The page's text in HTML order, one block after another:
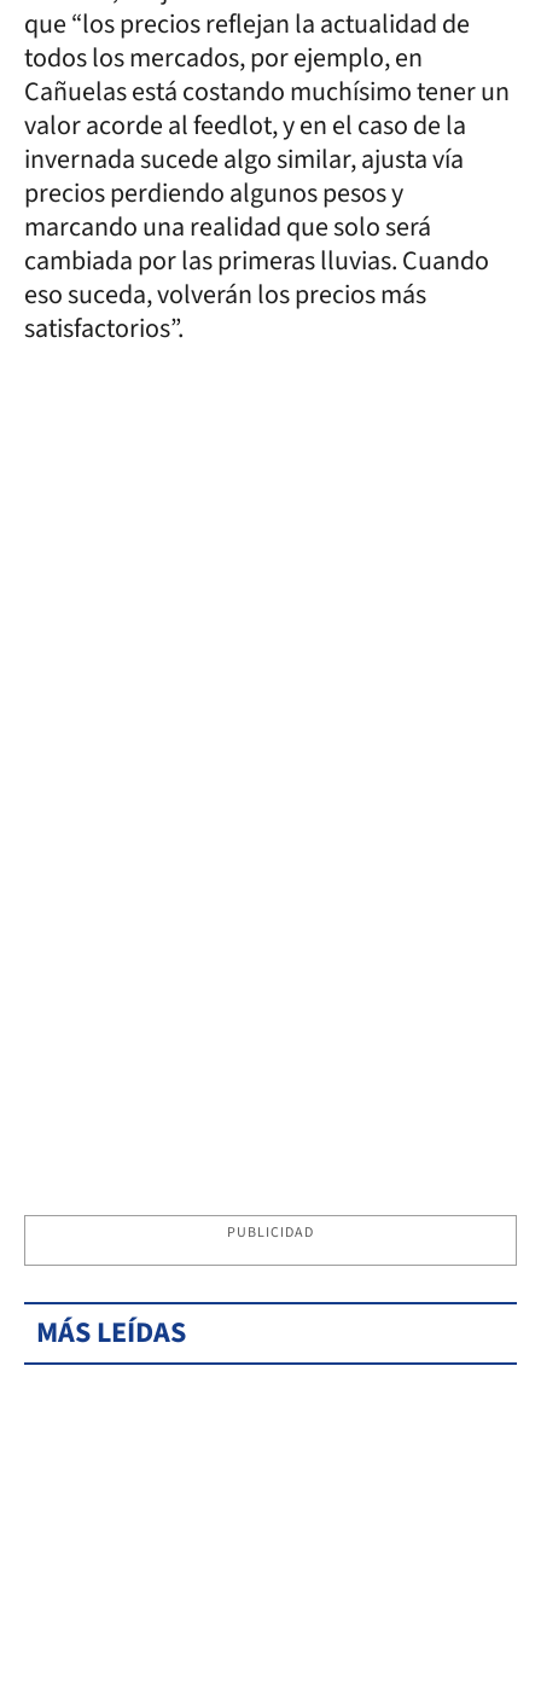
que “los precios reflejan la actualidad de
todos los mercados, por ejemplo, en
Cañuelas está costando muchísimo tener un
valor acorde al feedlot, y en el caso de la
invernada sucede algo similar, ajusta vía
precios perdiendo algunos pesos y
marcando una realidad que solo será
cambiada por las primeras lluvias. Cuando
eso suceda, volverán los precios más
satisfactorios”.
PUBLICIDAD
MÁS LEÍDAS